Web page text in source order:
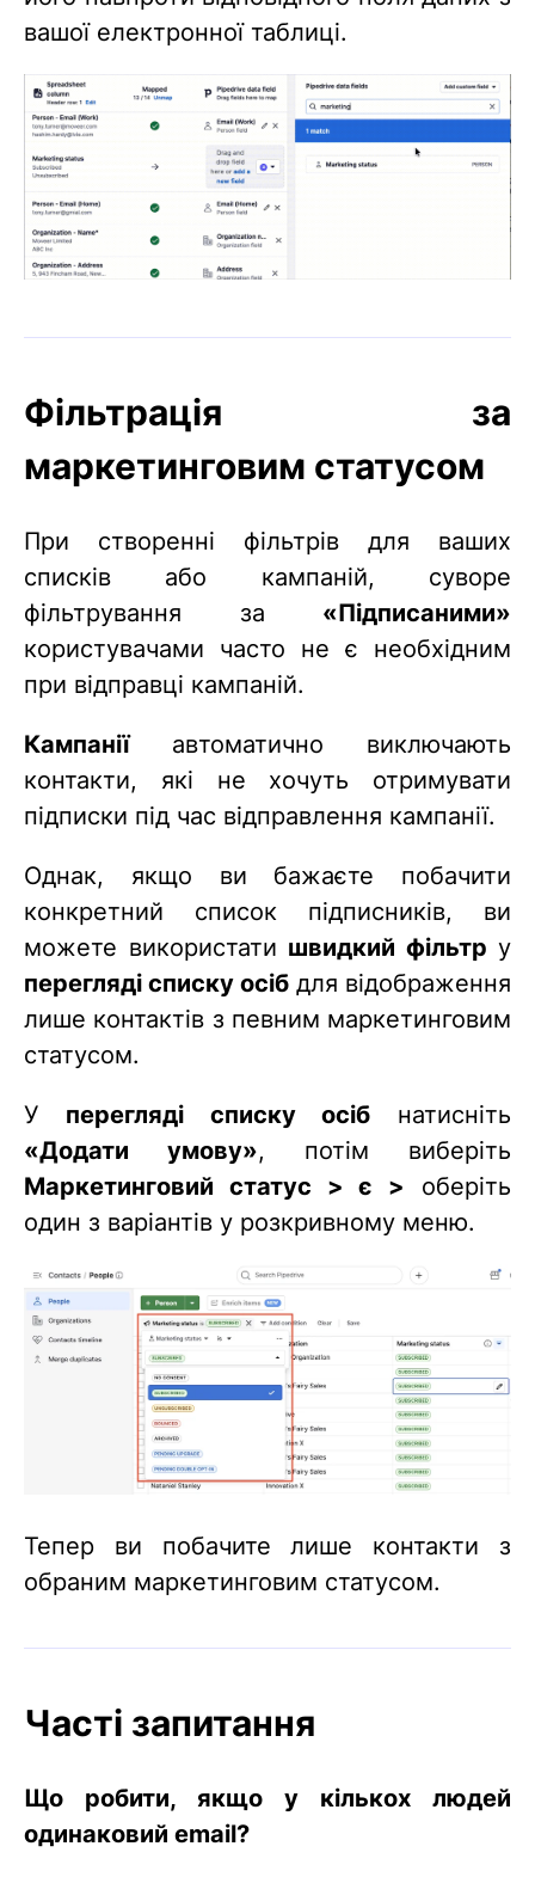
вашої електронної таблиці.
Фільтрація за
маркетинговим статусом
При створенні фільтрів для ваших
списків або кампаній, суворе
фільтрування за «Підписаними»
користувачами часто не є необхідним
при відправці кампаній.
Кампаніїавтоматично виключають
контакти, які не хочуть отримувати
підписки під час відправлення кампанії.
Однак, якщо ви бажаєте побачити
конкретний список підписників, ви
можете використати швидкий фільтр у
перегляді списку осіб для відображення
лише контактів з певним маркетинговим
статусом.
У перегляді списку осіб натисніть
«Додати умову», потім виберіть
Маркетинговий статус > є > оберіть
один з варіантів у розкривному меню.
Тепер ви побачите лише контакти з
обраним маркетинговим статусом.
Часті запитання
Що робити, якщо у кількох людей
одинаковий email?